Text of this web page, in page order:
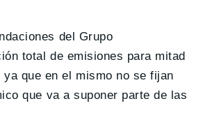
del Grupo
total de emisiones para mitad
ya que en el mismo no se fijan
que va a suponer parte de las